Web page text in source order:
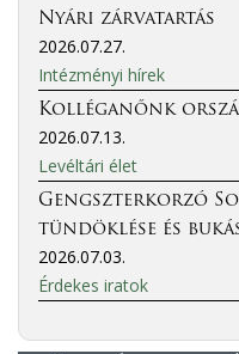
Nyári zárvatartás
2026.07.27.
Intézményi hírek
Kolléganőnk
2026.07.13.
Levéltári élet
Gengszterkorzó
tündöklése és
2026.07.03.
Érdekes iratok